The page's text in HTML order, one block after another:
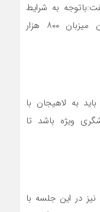
به شرایط
خاص و فضاهای گردشگری لاهیجان میزبان ۸۰۰ هزار
به لاهیجان با
ویژه باشد تا
در این جلسه با